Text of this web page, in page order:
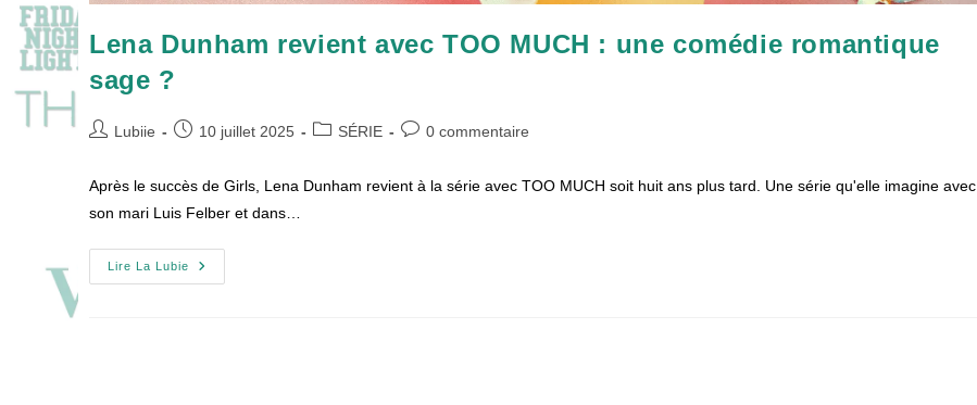
Lena Dunham revient avec TOO MUCH : une comédie romantique
sage ?
Auteur/autrice
publication :
Lubiie
Publication
10 juillet 2025
PostSÉRIE
Commentaires
0 commentaire
Après le succès de Girls, Lena Dunham revient à la série avec TOO MUCH soit huit ans plus tard. Une série qu'elle imagine avec
son mari Luis Felber et dans…
Lire La Lubie
Lena
Dunham